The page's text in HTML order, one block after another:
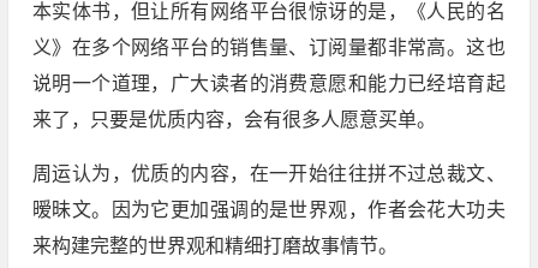
本实体书，但让所有网络平台很惊讶的是，《人民的名
义》在多个网络平台的销售量、订阅量都非常高。这也
说明一个道理，广大读者的消费意愿和能力已经培育起
来了，只要是优质内容，会有很多人愿意买单。
周运认为，优质的内容，在一开始往往拼不过总裁文、
暧昧文。因为它更加强调的是世界观，作者会花大功夫
来构建完整的世界观和精细打磨故事情节。